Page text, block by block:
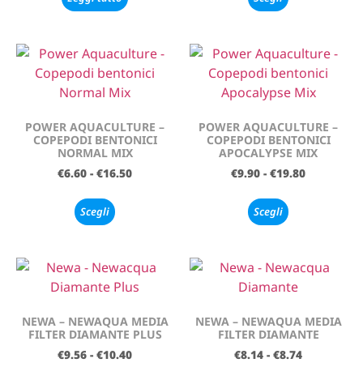
POWER AQUACULTURE –
COPEPODI BENTONICI
NORMAL MIX
€6.60 - €16.50
Scegli
POWER AQUACULTURE –
COPEPODI BENTONICI
APOCALYPSE MIX
€9.90 - €19.80
Scegli
NEWA – NEWAQUA MEDIA
FILTER DIAMANTE PLUS
€9.56 - €10.40
NEWA – NEWAQUA MEDIA
FILTER DIAMANTE
€8.14 - €8.74